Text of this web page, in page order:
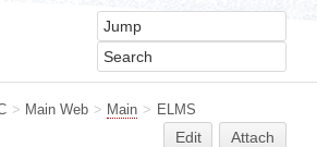
> Main Web > Main > ELMS
Edit Attach